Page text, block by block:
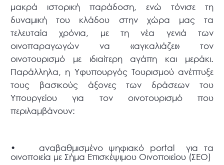
μακρά ιστορική παράδοση, ενώ τόνισε τη
δυναμική του κλάδου στην χώρα μας τα
τελευταία χρόνια, με τη νέα γενιά των
οινοπαραγωγών να «αγκαλιάζει» τον
οινοτουρισμό με ιδιαίτερη αγάπη και μεράκι.
Παράλληλα, η Υφυπουργός Τουρισμού ανέπτυξε
τους βασικούς άξονες των δράσεων του
Υπουργείου για τον οινοτουρισμό που
περιλαμβάνουν:
• αναβαθμισμένο ψηφιακό portal για τα
οινοποιεία με Σήμα Επισκέψιμου Οινοποιείου (ΣΕΟ)